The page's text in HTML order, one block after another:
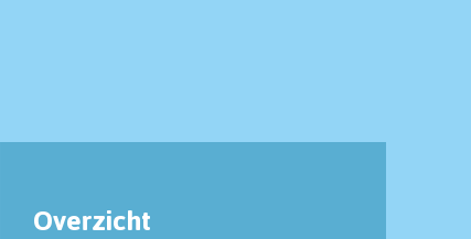
Overzicht